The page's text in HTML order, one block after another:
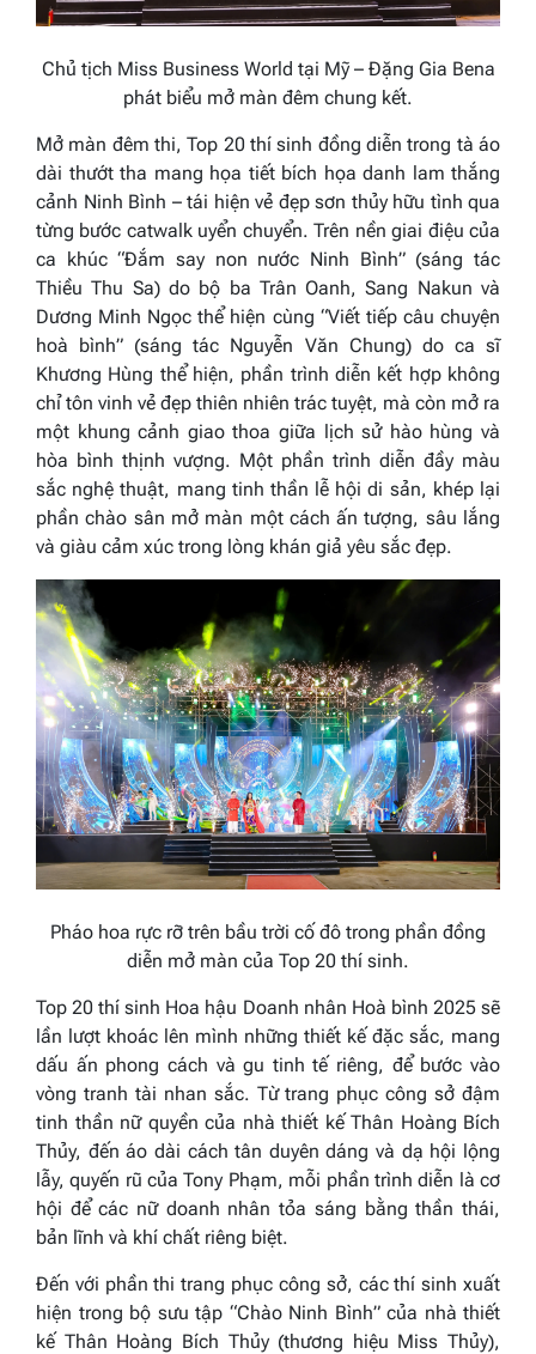
Chủ tịch Miss BusinessWorld tại Mỹ – Đặng Gia Bena
phát biểu mở màn đêm chung kết.
Mở màn đêm thi, Top 20 thí sinh đồng diễn trong tà áo
dài thướt tha mang họa tiết bích họa danh lam thắng
cảnh Ninh Bình – tái hiện vẻ đẹp sơn thủy hữu tình qua
từng bước catwalk uyển chuyển. Trên nền giai điệu của
ca khúc“Đắm say non nước Ninh Bình”(sáng tác
Thiều Thu Sa) do bộ ba Trân Oanh, Sang Nakun và
Dương Minh Ngọc thể hiện cùng “Viết tiếp câu chuyện
hoà bình” (sáng tác Nguyễn Văn Chung) do ca sĩ
Khương Hùng thể hiện, phần trình diễn kết hợp không
chỉ tôn vinh vẻ đẹp thiên nhiên trác tuyệt, mà còn mở ra
một khung cảnh giao thoa giữa lịch sử hào hùng và
hòa bình thịnh vượng. Một phần trình diễn đầy màu
sắc nghệ thuật, mang tinh thần lễ hội di sản, khép lại
phần chào sân mở màn một cách ấn tượng, sâu lắng
và giàu cảm xúc trong lòng khán giả yêu sắc đẹp.
Pháo hoa rực rỡ trên bầu trời cố đô trong phần đồng
diễn mở màn của Top 20 thí sinh.
Top 20 thí sinh Hoa hậu Doanh nhân Hoà bình 2025 sẽ
lần lượt khoác lên mình những thiết kế đặc sắc, mang
dấu ấn phong cách và gu tinh tế riêng, để bước vào
vòng tranh tài nhan sắc. Từ trang phục công sở đậm
tinh thần nữ quyền của nhà thiết kế Thân Hoàng Bích
Thủy, đến áo dài cách tân duyên dáng và dạ hội lộng
lẫy, quyến rũ của Tony Phạm, mỗi phần trình diễn là cơ
hội để các nữ doanh nhân tỏa sáng bằng thần thái,
bản lĩnh và khí chất riêng biệt.
Đến với phần thi trang phục công sở, các thí sinh xuất
hiện trong bộ sưu tập “Chào Ninh Bình”của nhà thiết
kế Thân Hoàng Bích Thủy (thương hiệu Miss Thủy),